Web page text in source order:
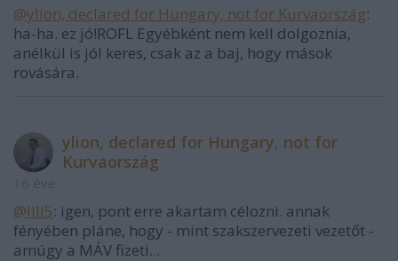
@ylion, declared for Hungary, not for Kurvaország:
ha-ha. ez jó!ROFL Egyébként nem kell dolgoznia,
anélkül is jól keres, csak az a baj, hogy mások
rovására.
ylion, declared for Hungary, not for
Kurvaország
@llll5: igen, pont erre akartam célozni. annak
fényében pláne, hogy - mint szakszervezeti vezetőt -
amúgy a MÁV fizeti...